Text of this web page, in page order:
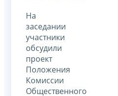
На
заседании
участники
обсудили
проект
Положения
Комиссии
Общественного